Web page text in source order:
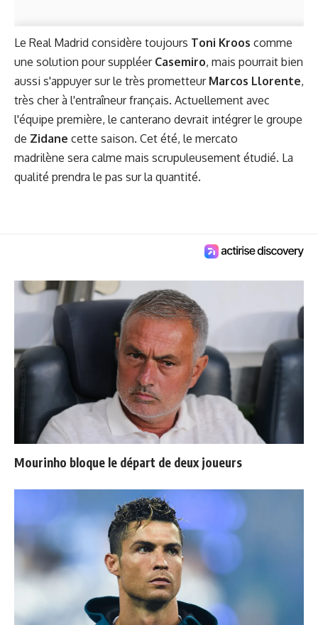
Le Real Madrid considère toujours Toni Kroos comme
une solution pour suppléer Casemiro, mais pourrait bien
aussi s'appuyer sur le très prometteur Marcos Llorente,
très cher à l'entraîneur français. Actuellement avec
l'équipe première, le canterano devrait intégrer le groupe
de Zidane cette saison. Cet été, le mercato
madrilène sera calme mais scrupuleusement étudié. La
qualité prendra le pas sur la quantité.
Mourinho bloque le départ de deux joueurs